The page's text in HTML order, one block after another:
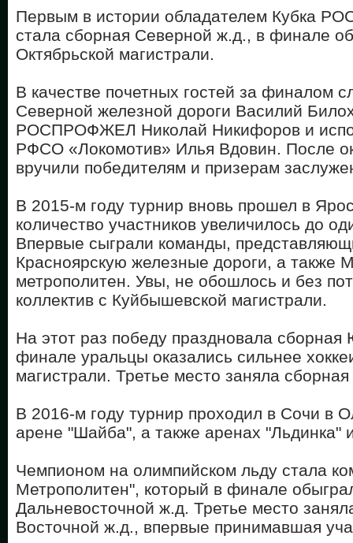
Первым в истории обладателем Кубка
стала сборная Северной ж.д., в финале
Октябрьской магистрали.
В качестве почетных гостей за финалом
Северной железной дороги Василий
РОСПРОФЖЕЛ Николай Никифоров и
РФСО «Локомотив» Илья Вдовин. После
вручили победителям и призерам
В 2015-м году турнир вновь прошел в
количество участников увеличилось до
Впервые сыграли команды,
Красноярскую железные дороги, а также
метрополитен. Увы, не обошлось и без
коллектив с Куйбышевской магистрали.
На этот раз победу праздновала
финале уральцы оказались сильнее
магистрали. Третье место заняла
В 2016-м году турнир проходил в Сочи в
арене "Шайба", а также аренах "Льдинка"
Чемпионом на олимпийском льду стала
Метрополитен", который в финале
Дальневосточной ж.д. Третье место
Восточной ж.д., впервые принимавшая